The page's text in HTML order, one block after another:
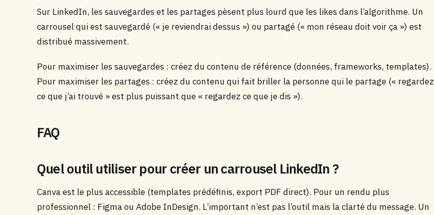
Sur LinkedIn, les sauvegardes et les partages pèsent plus lourd que les likes dans l’algorithme. Un
carrousel qui est sauvegardé (« je reviendrai dessus ») ou partagé (« mon réseau doit voir ça ») est
distribué massivement.
Pour maximiser les sauvegardes : créez du contenu de référence (données, frameworks, templates).
Pour maximiser les partages : créez du contenu qui fait briller la personne qui le partage (« regardez
ce que j’ai trouvé » est plus puissant que « regardez ce que je dis »).
FAQ
Quel outil utiliser pour créer un carrousel LinkedIn ?
Canva est le plus accessible (templates prédéfinis, export PDF direct). Pour un rendu plus
professionnel : Figma ou Adobe InDesign. L’important n’est pas l’outil mais la clarté du message. Un